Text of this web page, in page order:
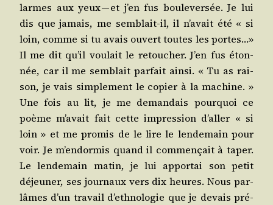
larmes aux yeux — et j’en fus bou­le­ver­sée. Je lui
dis que jamais, me sem­blait-il, il n’avait été « si
loin, comme si tu avais ouvert toutes les portes…»
Il me dit qu’il vou­lait le retou­cher. J’en fus éton­
née, car il me sem­blait par­fait ain­si. « Tu as rai­
son, je vais sim­ple­ment le copier à la machine. »
Une fois au lit, je me deman­dais pour­quoi ce
poème m’avait fait cette impres­sion d’aller « si
loin » et me pro­mis de le lire le len­de­main pour
voir. Je m’endormis quand il com­men­çait à taper.
Le len­de­main matin, je lui appor­tai son petit
déjeu­ner, ses jour­naux vers dix heures. Nous par­
lâmes d’un tra­vail d’ethnologie que je devais pré­